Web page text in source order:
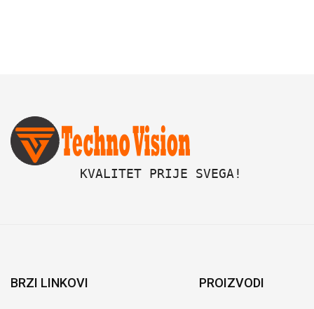
KVALITET PRIJE SVEGA!
BRZI LINKOVI PROIZVODI